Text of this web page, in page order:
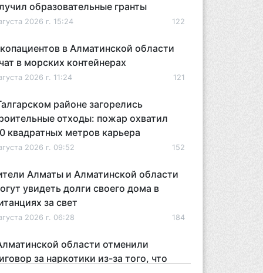
образовательные гранты
2026 г. 15:24 122
в Алматинской области
в морских контейнерах
2026 г. 11:24 121
районе загорелись
отходы: пожар охватил
квадратных метров карьера
2026 г. 09:52 152
Алматы и Алматинской области
увидеть долги своего дома в
за свет
2026 г. 06:28 184
области отменили
за наркотики из-за того, что